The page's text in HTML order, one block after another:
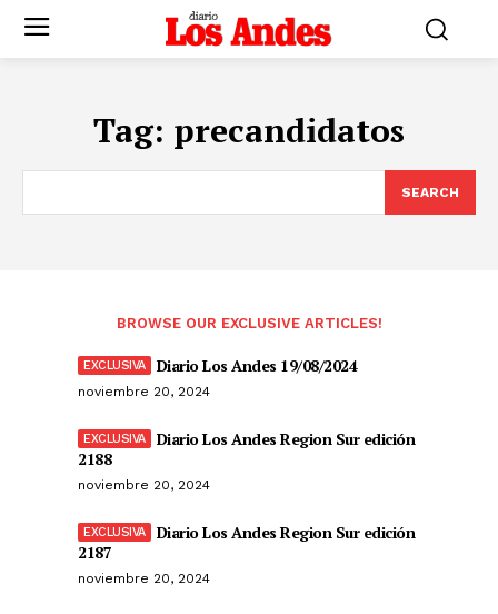
Tag: precandidatos
SEARCH
BROWSE OUR EXCLUSIVE ARTICLES!
Diario Los Andes 19/08/2024
noviembre 20, 2024
Diario Los Andes Region Sur edición
2188
noviembre 20, 2024
Diario Los Andes Region Sur edición
2187
noviembre 20, 2024